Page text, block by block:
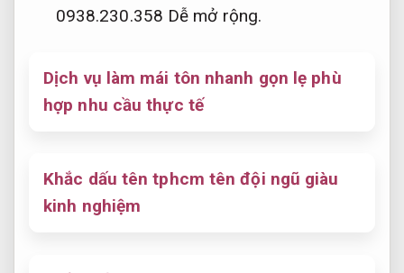
0938.230.358 Dễ mở rộng.
Dịch vụ làm mái tôn nhanh gọn lẹ phù
hợp nhu cầu thực tế
Khắc dấu tên tphcm tên đội ngũ giàu
kinh nghiệm